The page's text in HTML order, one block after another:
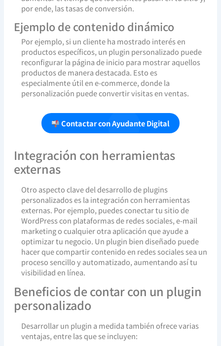
por ende, las tasas de conversión.
Ejemplo de contenido dinámico
Por ejemplo, si un cliente ha mostrado interés en
productos específicos, un plugin personalizado puede
reconfigurar la página de inicio para mostrar aquellos
productos de manera destacada. Esto es
especialmente útil en e-commerce, donde la
personalización puede convertir visitas en ventas.
Contactar con Ayudante Digital
Integración con herramientas
externas
Otro aspecto clave del desarrollo de plugins
personalizados es la integración con herramientas
externas. Por ejemplo, puedes conectar tu sitio de
WordPress con plataformas de redes sociales, e-mail
marketing o cualquier otra aplicación que ayude a
optimizar tu negocio. Un plugin bien diseñado puede
hacer que compartir contenido en redes sociales sea un
proceso sencillo y automatizado, aumentando así tu
visibilidad en línea.
Beneficios de contar con un plugin
personalizado
Desarrollar un plugin a medida también ofrece varias
ventajas, entre las que se incluyen: